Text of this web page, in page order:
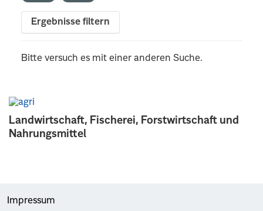
Landwirtschaft, Fischerei, Forstwirtschaft und
Nahrungsmittel
Ergebnisse filtern
Bitte versuch es mit einer anderen Suche.
Impressum